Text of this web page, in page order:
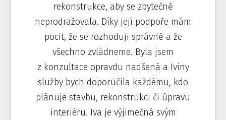
rekonstrukce, aby se zbytečně
neprodražovala. Díky její podpoře mám
pocit, že se rozhoduji správně a že
všechno zvládneme. Byla jsem
z konzultace opravdu nadšená a Iviny
služby bych doporučila každému, kdo
plánuje stavbu, rekonstrukci či úpravu
interiéru. Iva je výjimečná svým